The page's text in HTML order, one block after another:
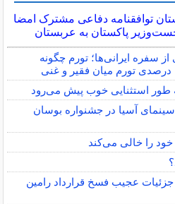
توافقنامه دفاعی مشترک امضا
پاکستان به عربستان
سفره ایرانی‌ها؛ تورم چگونه
طور استثنایی خوب پیش می‌رود
سینمای آسیا در جشنواره بوسان
خود را خالی می‌کند
جزئیات عجیب فسخ قرارداد رامین